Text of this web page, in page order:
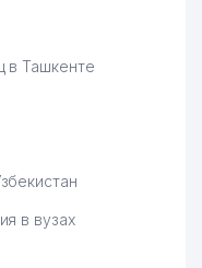
И
в Ташкенте
в вузах